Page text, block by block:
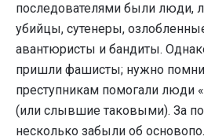
последователями были люди,
убийцы, сутенеры,
авантюристы и бандиты.
пришли фашисты; нужно
преступникам помогали люди
(или слывшие таковыми). За
несколько забыли об